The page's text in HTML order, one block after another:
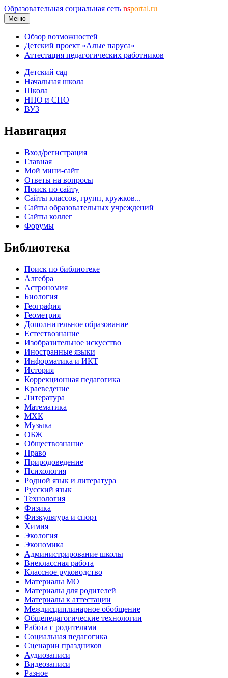
Образовательная социальная сеть nsportal.ru
Меню
Обзор возможностей
Детский проект «Алые паруса»
Аттестация педагогических работников
Детский сад
Начальная школа
Школа
НПО и СПО
ВУЗ
Навигация
Вход/регистрация
Главная
Мой мини-сайт
Ответы на вопросы
Поиск по сайту
Сайты классов, групп, кружков...
Сайты образовательных учреждений
Сайты коллег
Форумы
Библиотека
Поиск по библиотеке
Алгебра
Астрономия
Биология
География
Геометрия
Дополнительное образование
Естествознание
Изобразительное искусство
Иностранные языки
Информатика и ИКТ
История
Коррекционная педагогика
Краеведение
Литература
Математика
МХК
Музыка
ОБЖ
Обществознание
Право
Природоведение
Психология
Родной язык и литература
Русский язык
Технология
Физика
Физкультура и спорт
Химия
Экология
Экономика
Администрирование школы
Внеклассная работа
Классное руководство
Материалы МО
Материалы для родителей
Материалы к аттестации
Междисциплинарное обобщение
Общепедагогические технологии
Работа с родителями
Социальная педагогика
Сценарии праздников
Аудиозаписи
Видеозаписи
Разное